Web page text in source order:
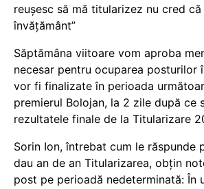
reușesc să mă titularizez nu cred
învățământ”
Săptămâna viitoare vom aproba
necesar pentru ocuparea posturilor
vor fi finalizate în perioada
premierul Bolojan, la 2 zile după ce
rezultatele finale de la Titularizare
Sorin Ion, întrebat cum le răspunde
dau an de an Titularizarea, obțin
post pe perioadă nedeterminată: În